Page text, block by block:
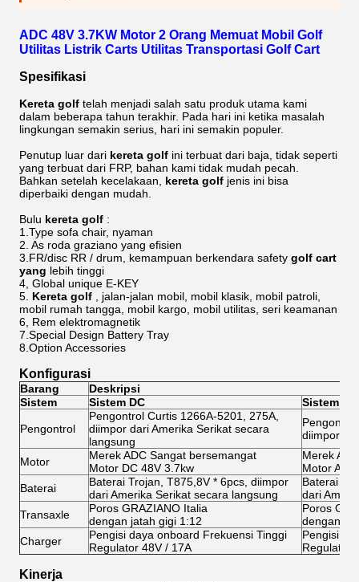
ADC 48V 3.7KW Motor 2 Orang Memuat Mobil Golf
Utilitas Listrik Carts Utilitas Transportasi Golf Cart
Spesifikasi
Kereta golf telah menjadi salah satu produk utama kami
dalam beberapa tahun terakhir. Pada hari ini ketika masalah
lingkungan semakin serius, hari ini semakin populer.
Penutup luar dari kereta golf ini terbuat dari baja, tidak seperti
yang terbuat dari FRP, bahan kami tidak mudah pecah.
Bahkan setelah kecelakaan, kereta golf jenis ini bisa
diperbaiki dengan mudah.
Bulu kereta golf :
1.Type sofa chair, nyaman
2. As roda graziano yang efisien
3.FR/disc RR / drum, kemampuan berkendara safety golf cart
yang lebih tinggi
4, Global unique E-KEY
5. Kereta golf , jalan-jalan mobil, mobil klasik, mobil patroli,
mobil rumah tangga, mobil kargo, mobil utilitas, seri keamanan
6, Rem elektromagnetik
7.Special Design Battery Tray
8.Option Accessories
Konfigurasi
Barang
Deskripsi
Sistem
Sistem DC Sistem AC
Pengontrol
Pengontrol Curtis 1266A-5201, 275A,
diimpor dari Amerika Serikat secara
langsung
diimpor
Motor
Merek ADC Sangat bersemangat
Motor DC 48V 3.7kw
Merek
Motor AC
Baterai
Baterai Trojan, T875,8V * 6pcs, diimpor
dari Amerika Serikat secara langsung
Baterai
dari
Transaxle
Poros GRAZIANO Italia
dengan jatah gigi 1:12
Poros
dengan
Charger
Pengisi daya onboard Frekuensi Tinggi
Regulator 48V / 17A
Pengisi
Regulator
Kinerja